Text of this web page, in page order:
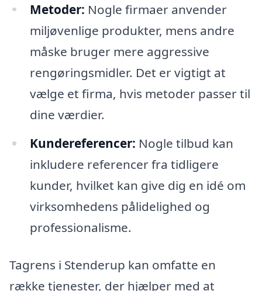
Metoder: Nogle firmaer anvender
miljøvenlige produkter, mens andre
måske bruger mere aggressive
rengøringsmidler. Det er vigtigt at
vælge et firma, hvis metoder passer til
dine værdier.
Kundereferencer: Nogle tilbud kan
inkludere referencer fra tidligere
kunder, hvilket kan give dig en idé om
virksomhedens pålidelighed og
professionalisme.
Tagrens i Stenderup kan omfatte en
række tjenester, der hjælper med at